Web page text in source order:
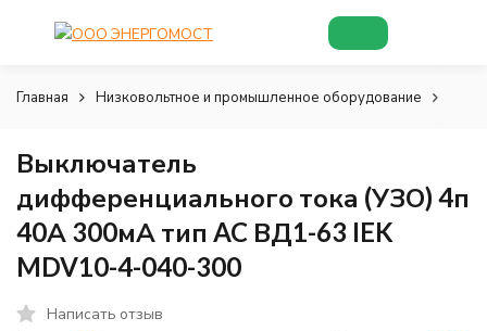
Главная Низковольтное и промышленное оборудование
Выключатель
дифференциального тока (УЗО) 4п
40А 300мА тип AC ВД1-63 IEK
MDV10-4-040-300
Написать отзыв